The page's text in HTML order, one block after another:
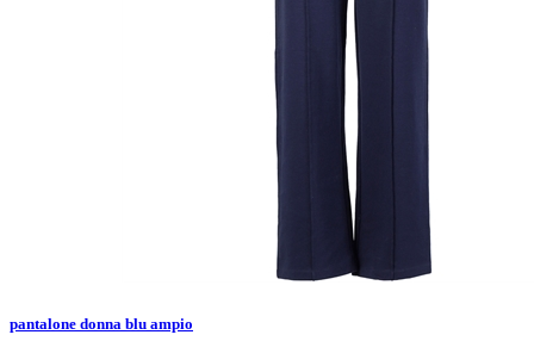
pantalone donna blu ampio